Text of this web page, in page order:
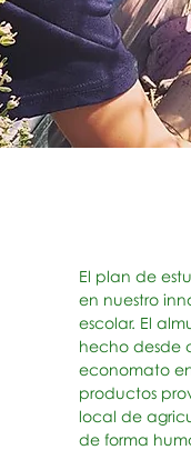
El plan de
en nuestro
escolar. El
hecho desde
economato
productos
local de
de forma